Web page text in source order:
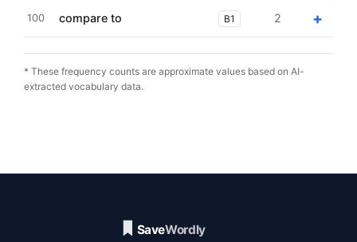
100 compare to B1 2 +
* These frequency counts are approximate values based on AI-
extracted vocabulary data.